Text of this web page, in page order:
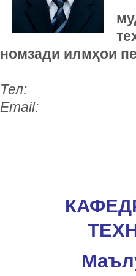
номзади илмҳои
Тел:
Email: